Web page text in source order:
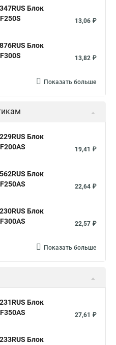
Блок
13,06 ₽
Блок
13,82 ₽
Показать больше
Блок
19,41 ₽
Блок
22,64 ₽
Блок
22,57 ₽
Показать больше
Блок
27,61 ₽
Блок